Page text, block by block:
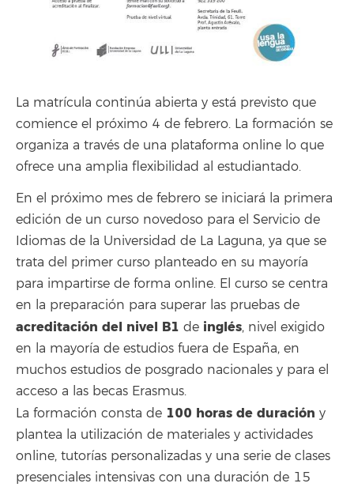
La matrícula continúa abierta y está previsto que
comience el próximo 4 de febrero. La formación se
organiza a través de una plataforma online lo que
ofrece una amplia flexibilidad al estudiantado.
En el próximo mes de febrero se iniciará la primera
edición de un curso novedoso para el Servicio de
Idiomas de la Universidad de La Laguna, ya que se
trata del primer curso planteado en su mayoría
para impartirse de forma online. El curso se centra
en la preparación para superar las pruebas de
acreditación del nivel B1 de inglés, nivel exigido
en la mayoría de estudios fuera de España, en
muchos estudios de posgrado nacionales y para el
acceso a las becas Erasmus.
La formación consta de 100 horas de duración y
plantea la utilización de materiales y actividades
online, tutorías personalizadas y una serie de clases
presenciales intensivas con una duración de 15